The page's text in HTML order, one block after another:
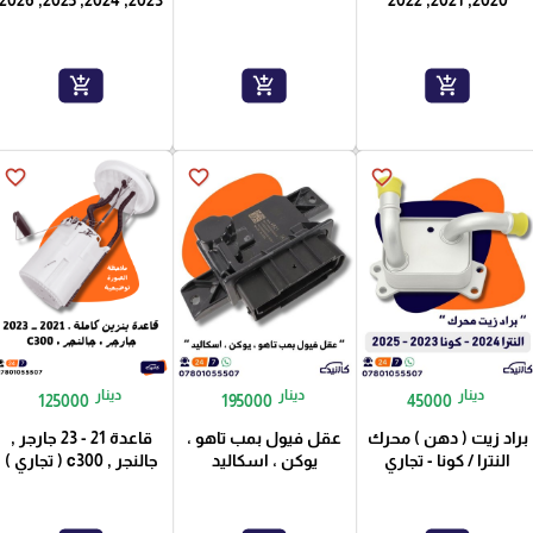
add_shopping_cart
add_shopping_cart
add_shopping_cart
favorite_border
45000 دينار
براد زيت ( دهن ) محرك
النترا / كونا - تجاري
favorite_border
195000 دينار
عقل فيول بمب تاهو ،
يوكن ، اسكاليد
favorite_border
125000 دينار
قاعدة 21 - 23 جارجر ,
جالنجر , c300 ( تجاري )